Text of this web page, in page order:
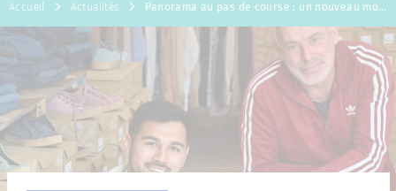
Accueil Actualités Panorama au pas de course : un nouveau modèle de baskets écoresponsables en préparation